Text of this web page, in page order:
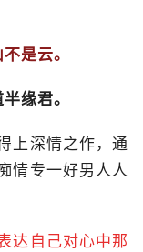
是云。
缘君。
上深情之作，通
情专一好男人人
达自己对心中那